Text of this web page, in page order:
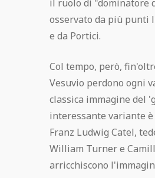
il ruolo di "dominatore
osservato da più punti
e da Portici.
Col tempo, però,
Vesuvio perdono ogni
classica immagine del
interessante variante
Franz Ludwig Catel,
William Turner e
arricchiscono